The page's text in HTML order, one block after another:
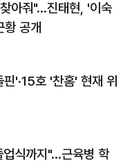
아줘"…진태현, '이숙
황 공개
'·15호 '찬홈' 현재 위
업식까지"…근육병 학